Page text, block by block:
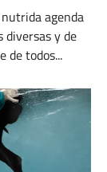
agenda
diversas y de
de todos...